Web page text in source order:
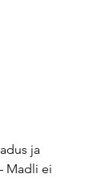
ja
Madli ei